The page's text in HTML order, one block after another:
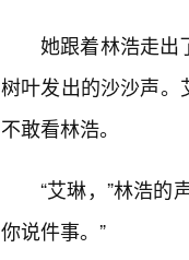
她跟着林浩走出
树叶发出的沙沙声。
不敢看林浩。
“艾琳，”林浩
你说件事。”